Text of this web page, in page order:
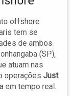
offshore
tem se
de ambos.
(SP),
atuam nas
operações Just
em tempo real.